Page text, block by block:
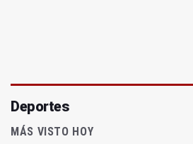
Deportes
MÁS VISTO HOY